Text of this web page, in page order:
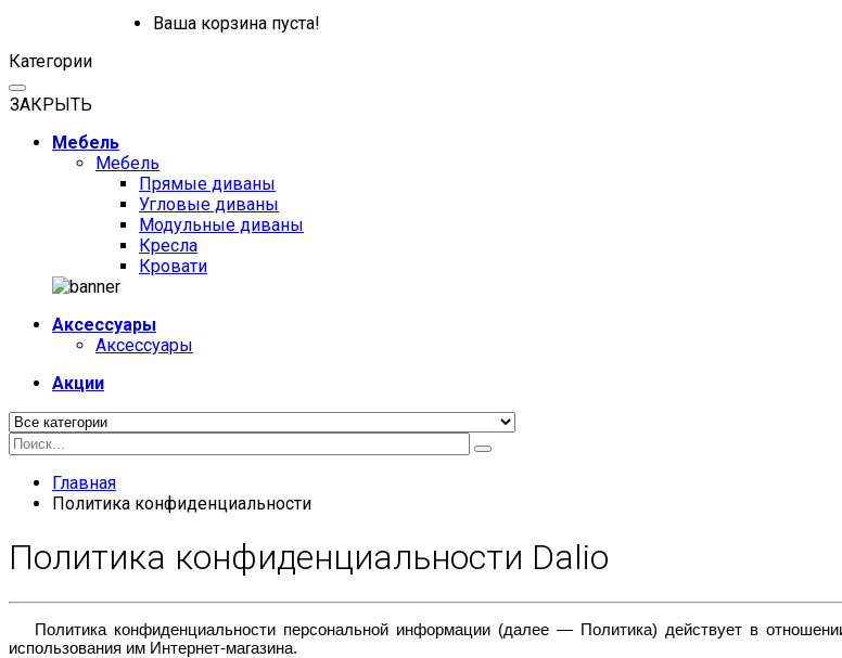
Ваша корзина пуста!
Категории
ЗАКРЫТЬ
Мебель
Мебель
Прямые диваны
Угловые диваны
Модульные диваны
Кресла
Кровати
Аксессуары
Аксессуары
Акции
Главная
Политика конфиденциальности
Политика конфиденциальности Dalio
Политика конфиденциальности персональной информации (далее — Политика) действует в
использования им Интернет-магазина.